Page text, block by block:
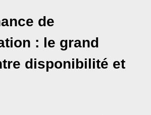
de
: le grand
disponibilité et